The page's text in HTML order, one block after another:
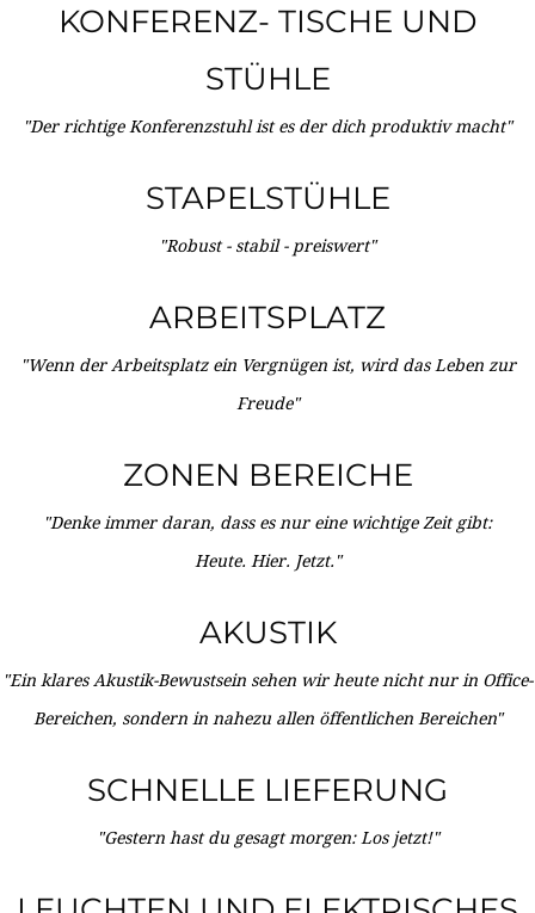
KONFERENZ- TISCHE UND
STÜHLE
"Der richtige Konferenzstuhl ist es der dich produktiv macht"
STAPELSTÜHLE
"Robust - stabil - preiswert"
ARBEITSPLATZ
"Wenn der Arbeitsplatz ein Vergnügen ist, wird das Leben zur
Freude"
ZONEN BEREICHE
"Denke immer daran, dass es nur eine wichtige Zeit gibt:
Heute. Hier. Jetzt."
AKUSTIK
"Ein klares Akustik-Bewustsein sehen wir heute nicht nur in Office-
Bereichen, sondern in nahezu allen öffentlichen Bereichen"
SCHNELLE LIEFERUNG
"Gestern hast du gesagt morgen: Los jetzt!"